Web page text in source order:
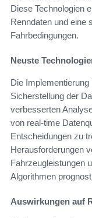
Diese Technologien
Renndaten und eine
Fahrbedingungen.
Neuste
Die
Sicherstellung der
verbesserten
von real-time
Entscheidungen zu
Herausforderungen
Fahrzeugleistungen
Algorithmen
Auswirkungen auf